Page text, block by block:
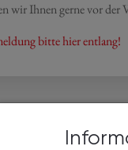
wir Ihnen gerne vor der
bitte hier entlang!